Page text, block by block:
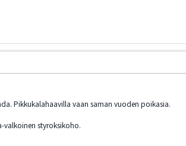
Pikkukalahaavilla vaan saman vuoden poikasia.
valkoinen styroksikoho.